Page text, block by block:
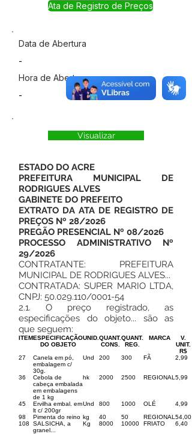
Ata de Registro de Preços
Data de Abertura
-
Hora de Abertura
-
Visualizar
ESTADO DO ACRE
PREFEITURA MUNICIPAL DE
RODRIGUES ALVES
GABINETE DO PREFEITO
EXTRATO DA ATA DE REGISTRO DE
PREÇOS Nº 28/2026
PREGÃO PRESENCIAL Nº 08/2026
PROCESSO ADMINISTRATIVO Nº
29/2026
CONTRATANTE: PREFEITURA
MUNICIPAL DE RODRIGUES ALVES...
CONTRATADA: SUPER MARIO LTDA,
CNPJ: 50.029.110/0001-54
2.1. O preço registrado, as
especificações do objeto... são as
que seguem:
ITEMESPECIFICAÇÃO
DO OBJETO
UNID. QUANT.
CONS.
QUANT.
REG.
MARCA
V.
UNIT.
R$
27
Canela em pó,
embalagem c/
30g.
Und 200 300 FÃ 2,99
36
Cebola de
cabeça embalada
em embalagens
de 1 kg
hk 2000 2500 REGIONAL 5,99
45
Ervilha embal. em
lt c/ 200gr
Und 800 1000 OLÉ
4,99
98
Pimenta do reino kg 40 50 REGIONAL 54,00
108
SALSICHA, a
granel...
Kg 8000 10000 FRIATO 6,40